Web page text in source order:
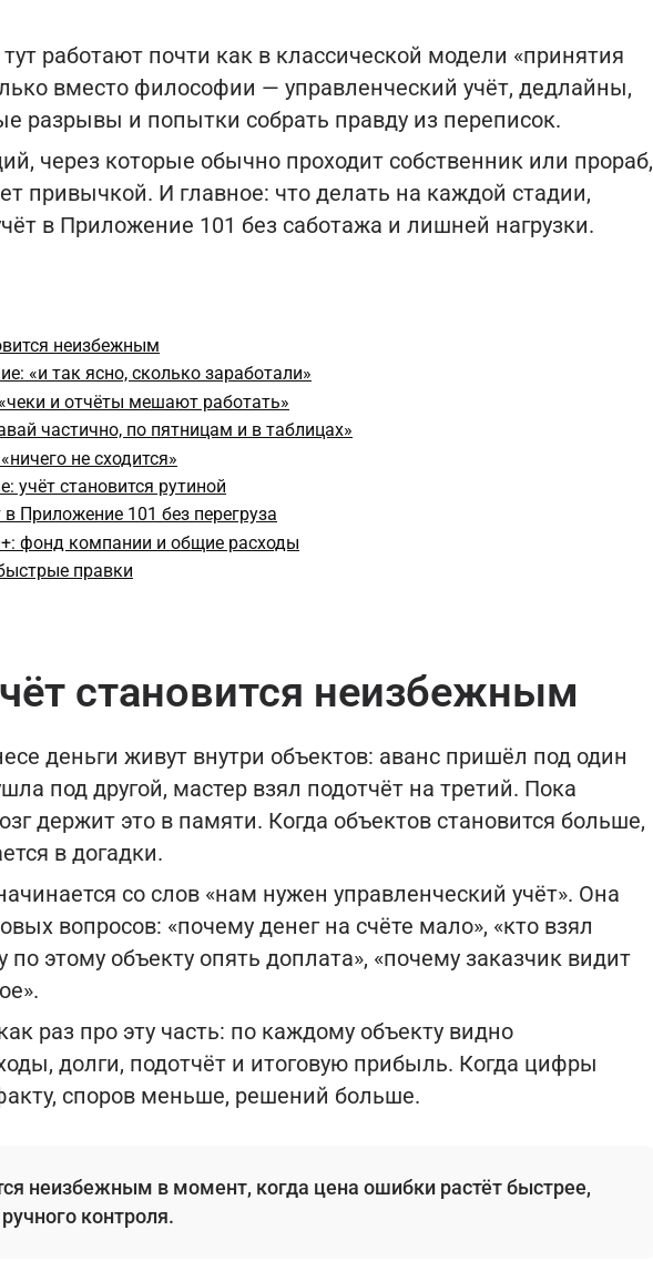
работают почти как в классической модели «принятия
вместо философии — управленческий учёт, дедлайны,
разрывы и попытки собрать правду из переписок.
через которые обычно проходит собственник или прораб,
привычкой. И главное: что делать на каждой стадии,
в Приложение 101 без саботажа и лишней нагрузки.
неизбежным
«и так ясно, сколько заработали»
и отчёты мешают работать»
частично, по пятницам и в таблицах»
не сходится»
учёт становится рутиной
в Приложение 101 без перегруза
фонд компании и общие расходы
правки
становится неизбежным
деньги живут внутри объектов: аванс пришёл под один
под другой, мастер взял подотчёт на третий. Пока
держит это в памяти. Когда объектов становится больше,
в догадки.
со слов «нам нужен управленческий учёт». Она
вопросов: «почему денег на счёте мало», «кто взял
по этому объекту опять доплата», «почему заказчик видит
раз про эту часть: по каждому объекту видно
долги, подотчёт и итоговую прибыль. Когда цифры
споров меньше, решений больше.
неизбежным в момент, когда цена ошибки растёт быстрее,
контроля.